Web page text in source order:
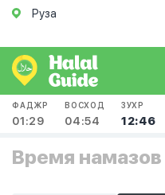
Руза
ФАДЖР
01:29
ВОСХОД
04:54
ЗУХР
12:46
Время намазов